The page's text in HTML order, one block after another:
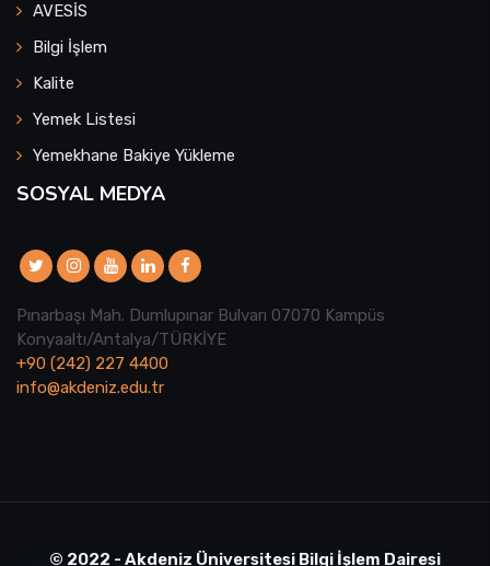
AVESİS
Bilgi İşlem
Kalite
Yemek Listesi
Yemekhane Bakiye Yükleme
SOSYAL MEDYA
Pınarbaşı Mah. Dumlupınar Bulvarı 07070 Kampüs
Konyaaltı/Antalya/TÜRKİYE
+90 (242) 227 4400
info@akdeniz.edu.tr
© 2022 - Akdeniz Üniversitesi Bilgi İşlem Dairesi